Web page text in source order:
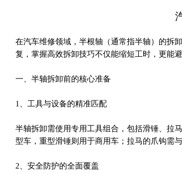
在汽车维修领域，半根轴（通常指半轴）的拆
复，掌握高效拆卸技巧不仅能缩短工时，更能
一、半轴拆卸前的核心准备
1、工具与设备的精准匹配
半轴拆卸需使用专用工具组合，包括滑锤、拉
型车，重型滑锤则用于商用车；拉马的爪钩需
2、安全防护的全面覆盖